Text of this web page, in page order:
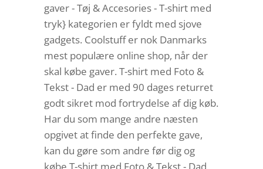
gaver - Tøj & Accesories - T-shirt med
tryk} kategorien er fyldt med sjove
gadgets. Coolstuff er nok Danmarks
mest populære online shop, når der
skal købe gaver. T-shirt med Foto &
Tekst - Dad er med 90 dages returret
godt sikret mod fortrydelse af dig køb.
Har du som mange andre næsten
opgivet at finde den perfekte gave,
kan du gøre som andre før dig og